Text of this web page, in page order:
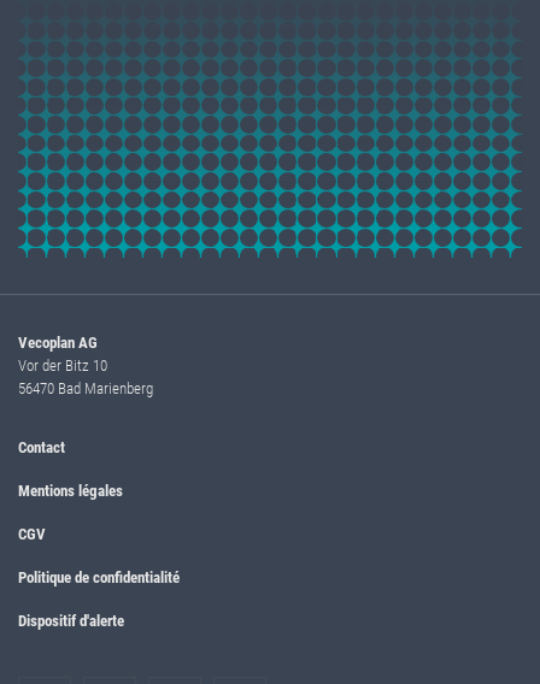
Vecoplan AG
Vor der Bitz 10
56470 Bad Marienberg
Contact
Mentions légales
CGV
Politique de confidentialité
Dispositif d'alerte